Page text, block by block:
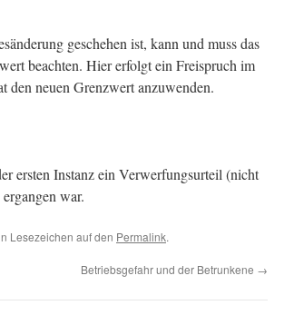
geschehen ist, kann und muss das
beachten. Hier erfolgt ein Freispruch im
den neuen Grenzwert anzuwenden.
ersten Instanz ein Verwerfungsurteil (nicht
war.
Lesezeichen auf den Permalink.
Betriebsgefahr und der Betrunkene →